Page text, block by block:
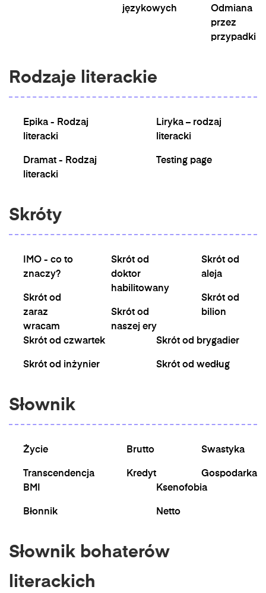
językowych
Odmiana
przez
przypadki
Rodzaje literackie
Epika - Rodzaj
literacki
Dramat - Rodzaj
literacki
Liryka – rodzaj
literacki
Testing page
Skróty
IMO - co to
znaczy?
Skrót od
zaraz
wracam
Skrót od
doktor
habilitowany
Skrót od
naszej ery
Skrót od
aleja
Skrót od
bilion
Skrót od czwartek
Skrót od inżynier
Skrót od brygadier
Skrót od według
Słownik
Życie
Transcendencja
Brutto
Kredyt
Swastyka
Gospodarka
BMI
Błonnik
Ksenofobia
Netto
Słownik bohaterów
literackich